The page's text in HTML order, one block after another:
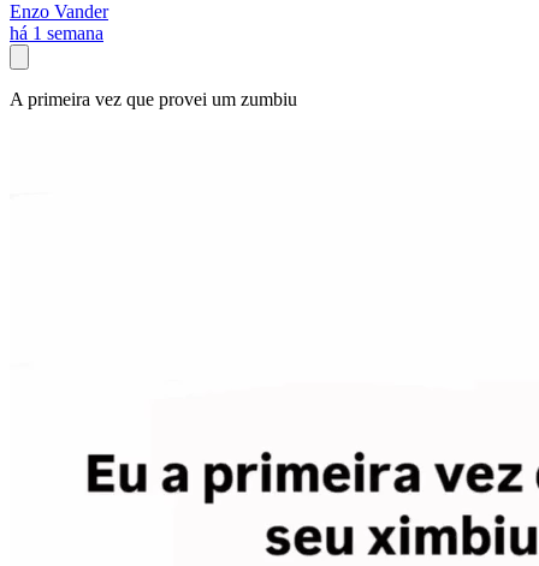
Enzo Vander
há 1 semana
A primeira vez que provei um zumbiu